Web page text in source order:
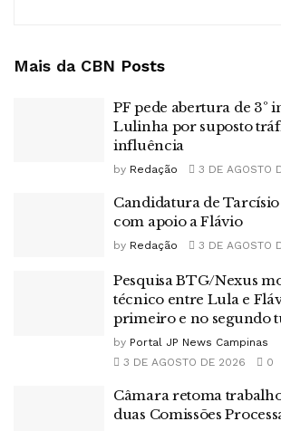
Mais da CBN Posts
PF pede abertura de 3º
Lulinha por suposto
influência
by Redação 3 DE AGOSTO
Candidatura de
com apoio a Flávio
by Redação 3 DE AGOSTO
Pesquisa BTG/Nexus
técnico entre Lula e
primeiro e no segundo
by Portal JP News Campinas
3 DE AGOSTO DE 2026
0
Câmara retoma
duas Comissões